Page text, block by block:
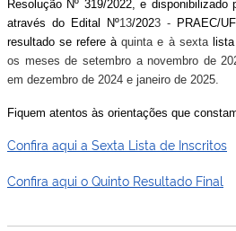
Resolução Nº 319/2022, e disponibilizado
através do Edital Nº13/2023 - PRAEC/
resultado se refere àquinta e à sextalista
os meses de setembro a novembro de
em dezembro de 2024 e janeiro de 2025.
Fiquem atentos às orientações que
Confira aqui a Sexta Lista de Inscritos
Confira aqui o Quinto Resultado Final